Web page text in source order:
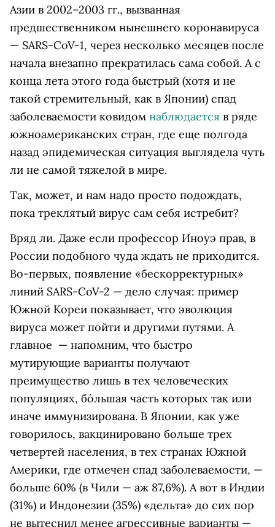
Азии в 2002–2003 гг., вызванная
предшественником нынешнего коронавируса
— SARS-CoV-1, через несколько месяцев после
начала внезапно прекратилась сама собой. А с
конца лета этого года быстрый (хотя и не
такой стремительный, как в Японии) спад
заболеваемости ковидом наблюдается в ряде
южноамериканских стран, где еще полгода
назад эпидемическая ситуация выглядела чуть
ли не самой тяжелой в мире.
Так, может, и нам надо просто подождать,
пока треклятый вирус сам себя истребит?
Вряд ли. Даже если профессор Иноуэ прав, в
России подобного чуда ждать не приходится.
Во-первых, появление «бескорректурных»
линий SARS-CoV-2 — дело случая: пример
Южной Кореи показывает, что эволюция
вируса может пойти и другими путями. А
главное — напомним, что быстро
мутирующие варианты получают
преимущество лишь в тех человеческих
популяциях, бóльшая часть которых так или
иначе иммунизирована. В Японии, как уже
говорилось, вакцинировано больше трех
четвертей населения, в тех странах Южной
Америки, где отмечен спад заболеваемости, —
больше 60% (в Чили — аж 87,6%). А вот в Индии
(31%) и Индонезии (35%) «дельта» до сих пор
не вытеснил менее агрессивные варианты —